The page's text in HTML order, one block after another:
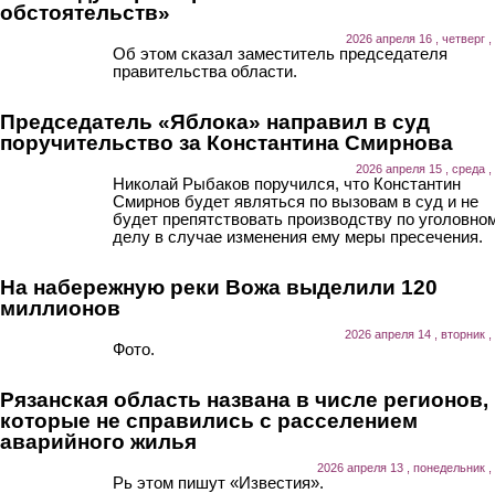
обстоятельств»
2026 апреля 16 , четверг ,
Об этом сказал заместитель председателя
правительства области.
Председатель «Яблока» направил в суд
поручительство за Константина Смирнова
2026 апреля 15 , среда ,
Николай Рыбаков поручился, что Константин
Смирнов будет являться по вызовам в суд и не
будет препятствовать производству по
делу в случае изменения ему меры пресечения.
На набережную реки Вожа выделили 120
миллионов
2026 апреля 14 , вторник ,
Фото.
Рязанская область названа в числе регионов,
которые не справились с расселением
аварийного жилья
2026 апреля 13 , понедельник ,
Рь этом пишут «Известия».